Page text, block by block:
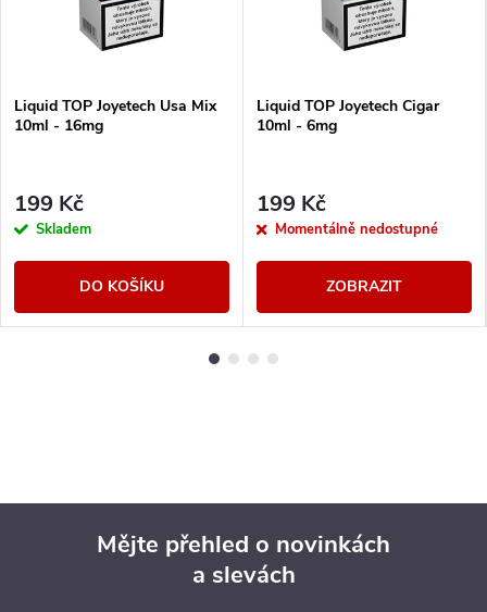
Liquid TOP Joyetech Usa Mix
10ml - 16mg
199 Kč
Skladem
DO KOŠÍKU
Liquid TOP Joyetech Cigar
10ml - 6mg
199 Kč
Momentálně nedostupné
ZOBRAZIT
Mějte přehled o novinkách
a slevách